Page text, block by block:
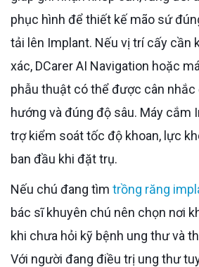
phục hình để thiết kế mão sứ
tải lên Implant. Nếu vị trí cấy cần
xác, DCarer AI Navigation hoặc
phẫu thuật có thể được cân
hướng và đúng độ sâu. Máy cắm
trợ kiểm soát tốc độ khoan, lực
ban đầu khi đặt trụ.
Nếu chú đang tìm trồng răng
bác sĩ khuyên chú nên chọn nơi
khi chưa hỏi kỹ bệnh ung thư và
Với người đang điều trị ung thư